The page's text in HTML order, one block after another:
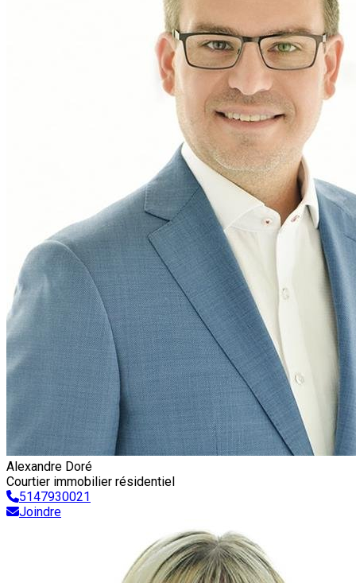
Alexandre Doré
Courtier immobilier résidentiel
5147930021
Joindre